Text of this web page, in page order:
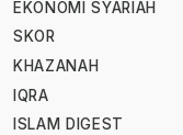
EKONOMI SYARIAH
SKOR
KHAZANAH
IQRA
ISLAM DIGEST